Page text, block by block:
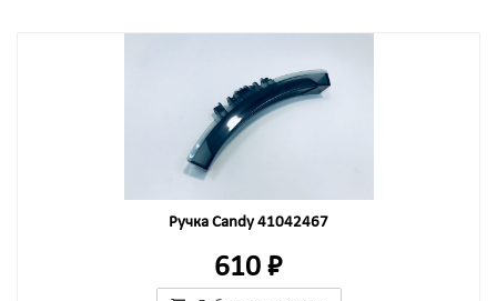
Ручка Candy 41042467
610 ₽